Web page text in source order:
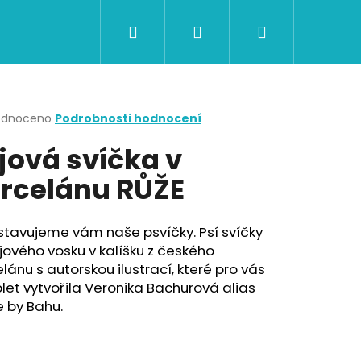
CERTIFIKÁTY A POUKAZY BAZAR
Přihlášení
Podrobnosti hodnocení
svíčka v
RŮŽE
vám naše psvíčky. Psí svíčky
vosku v kalíšku z českého
s autorskou ilustrací, které pro vás
vytvořila Veronika Bachurová alias
by Bahu.